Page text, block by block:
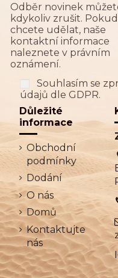
Odběr novinek
kdykoliv zrušit.
chcete udělat, naše
kontaktní informace
naleznete v právním
oznámení.
Souhlasím se
údajů dle GDPR.
Důležité
informace
Obchodní
podmínky
Dodání
O nás
Domů
Kontaktujte
nás